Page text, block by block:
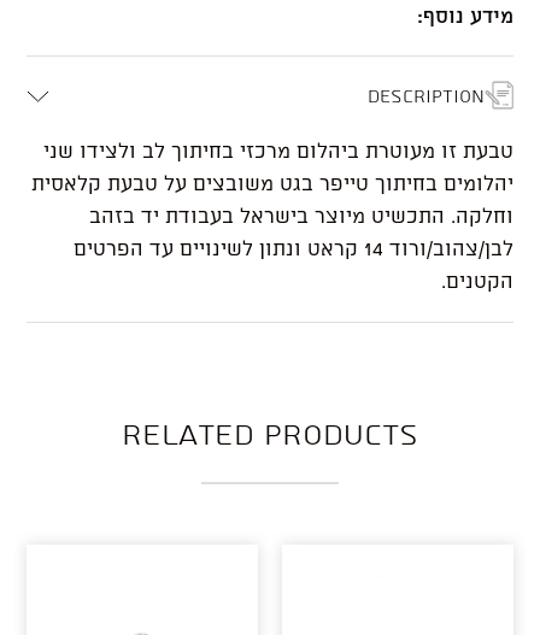
מידע נוסף:
Description
טבעת זו מעוטרת ביהלום מרכזי בחיתוך לב ולצידו שני
יהלומים בחיתוך טייפר בגט משובצים על טבעת קלאסית
וחלקה. התכשיט מיוצר בישראל בעבודת יד בזהב
לבן/צהוב/ורוד 14 קראט ונתון לשינויים עד הפרטים
הקטנים.
Related products